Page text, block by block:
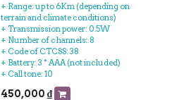
+ Range: up to 6Km (depending on
terrain and climate conditions)
+ Transmission power: 0.5W
+ Number of channels: 8
+ Code of CTCSS: 38
+ Battery: 3 * AAA (not included)
+ Call tone: 10
450,000 ₫